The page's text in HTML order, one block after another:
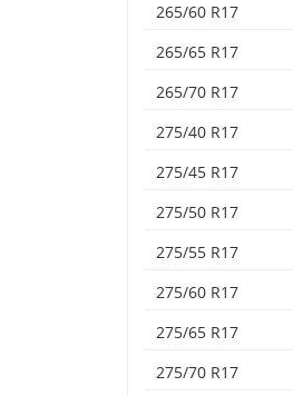
265/60 R17
265/65 R17
265/70 R17
275/40 R17
275/45 R17
275/50 R17
275/55 R17
275/60 R17
275/65 R17
275/70 R17